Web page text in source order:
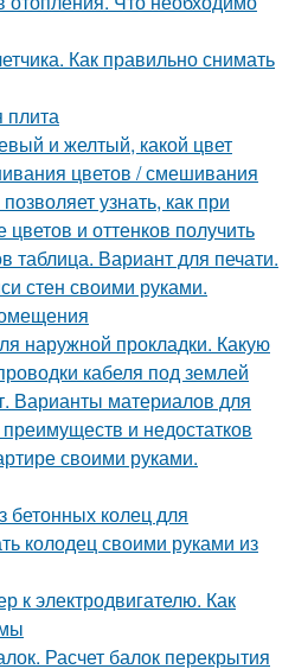
Как правильно снимать
плита
и желтый, какой цвет
цветов / смешивания
узнать, как при
и оттенков получить
таблица. Вариант для печати.
стен своими руками.
наружной прокладки. Какую
кабеля под землей
Варианты материалов для
и недостатков
своими руками.
бетонных колец для
колодец своими руками из
к электродвигателю. Как
Расчет балок перекрытия